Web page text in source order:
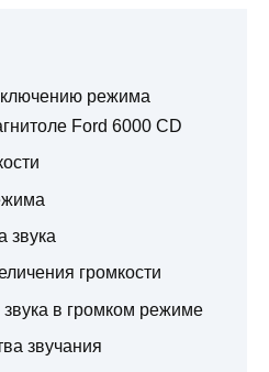
режима
Ford 6000 CD
звука
громкости
в громком режиме
звучания